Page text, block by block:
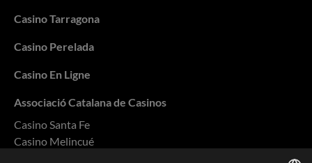
Casino Tarragona
Casino Perelada
Casino En Ligne
Associació Catalana de Casinos
Casino Santa Fe
Casino Melincué